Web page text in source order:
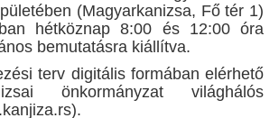
(Magyarkanizsa, Fő tér 1)
hétköznap 8:00 és 12:00 óra
bemutatásra kiállítva.
terv digitális formában elérhető
önkormányzat világhálós